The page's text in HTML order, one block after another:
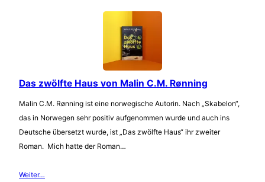
Das zwölfte Haus von Malin C.M. Rønning
Malin C.M. Rønning ist eine norwegische Autorin. Nach „Skabelon“,
das in Norwegen sehr positiv aufgenommen wurde und auch ins
Deutsche übersetzt wurde, ist „Das zwölfte Haus“ ihr zweiter
Roman. Mich hatte der Roman…
Weiter…